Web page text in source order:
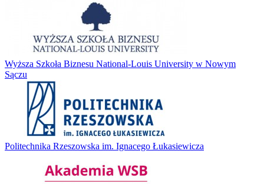
Wyższa Szkoła Biznesu National-Louis University w Nowym
Sączu
Politechnika Rzeszowska im. Ignacego Łukasiewicza